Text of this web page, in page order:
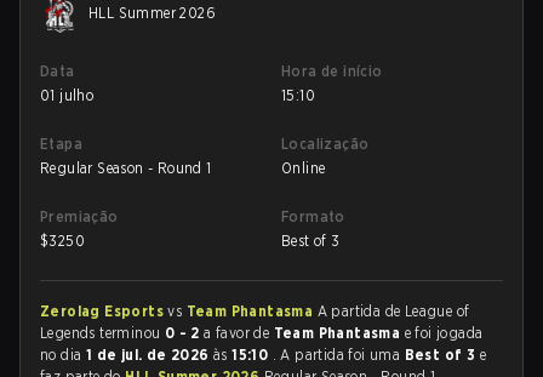
HLL Summer 2026
Data
01 julho
Hora de início
15:10
Etapa
Regular Season - Round 1
Localização
Online
Premiação
$3250
Formato
Best of 3
Zerolag Esportsvs Team Phantasma A partida de League of
Legends terminou 0 - 2 a favor de Team Phantasma e foi jogada
no dia 1 de jul. de 2026às15:10 . A partida foi uma Best of 3 e